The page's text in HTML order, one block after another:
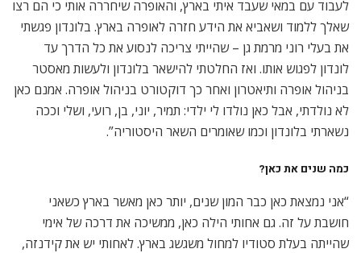
לעבוד עם במאי שעבד איתי בארץ, והאופרה שיחררה אותי כי הם רצו
שאלך ללמוד ושאביא את הידע חזרה לאופרה בארץ. בלונדון פגשתי
את בעלי רוני מרמת גן – שהייתי צריכה לנסוע את כל הדרך עד
לונדון לפגוש אותו. ואז החלטתי להישאר בלונדון ולעשות מאסטר
בניהול אופרה ותיאטרון ואחר כך דוקטורט בניהול אופרה. אמנם כאן
לא נולדתי, אבל כאן נולדו לי ילדי: תמיר, יוני, בן, רועי, ושלי וככה
נשארתי בלונדון וכמו שאומרים השאר היסטוריה”.
כמה שנים את כאן?
“אני נמצאת כאן כבר המון שנים, יותר כאן מאשר בארץ כשאני
חושבת על זה. גם אחותי הילה כאן, ממשיכה את דרכה של אימי
שהייתה בעלת סטודיו למחול משגשג בארץ. לאחותי יש את קידנזה,